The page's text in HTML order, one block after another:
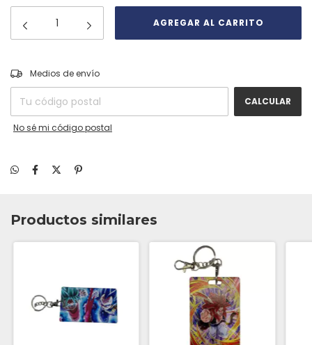
Entregas para el CP:
Medios de envío
CALCULAR
No sé mi código postal
Productos similares